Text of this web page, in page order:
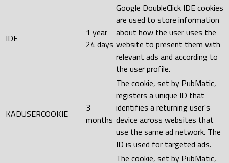
IDE
1 year
24 days
Google DoubleClick IDE cookies
are used to store information
about how the user uses the
website to present them with
relevant ads and according to
the user profile.
KADUSERCOOKIE
3
months
The cookie, set by PubMatic,
registers a unique ID that
identifies a returning user's
device across websites that
use the same ad network. The
ID is used for targeted ads.
The cookie, set by PubMatic,